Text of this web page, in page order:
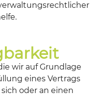
wir auf Grundlage
eines Vertrags
oder an einen